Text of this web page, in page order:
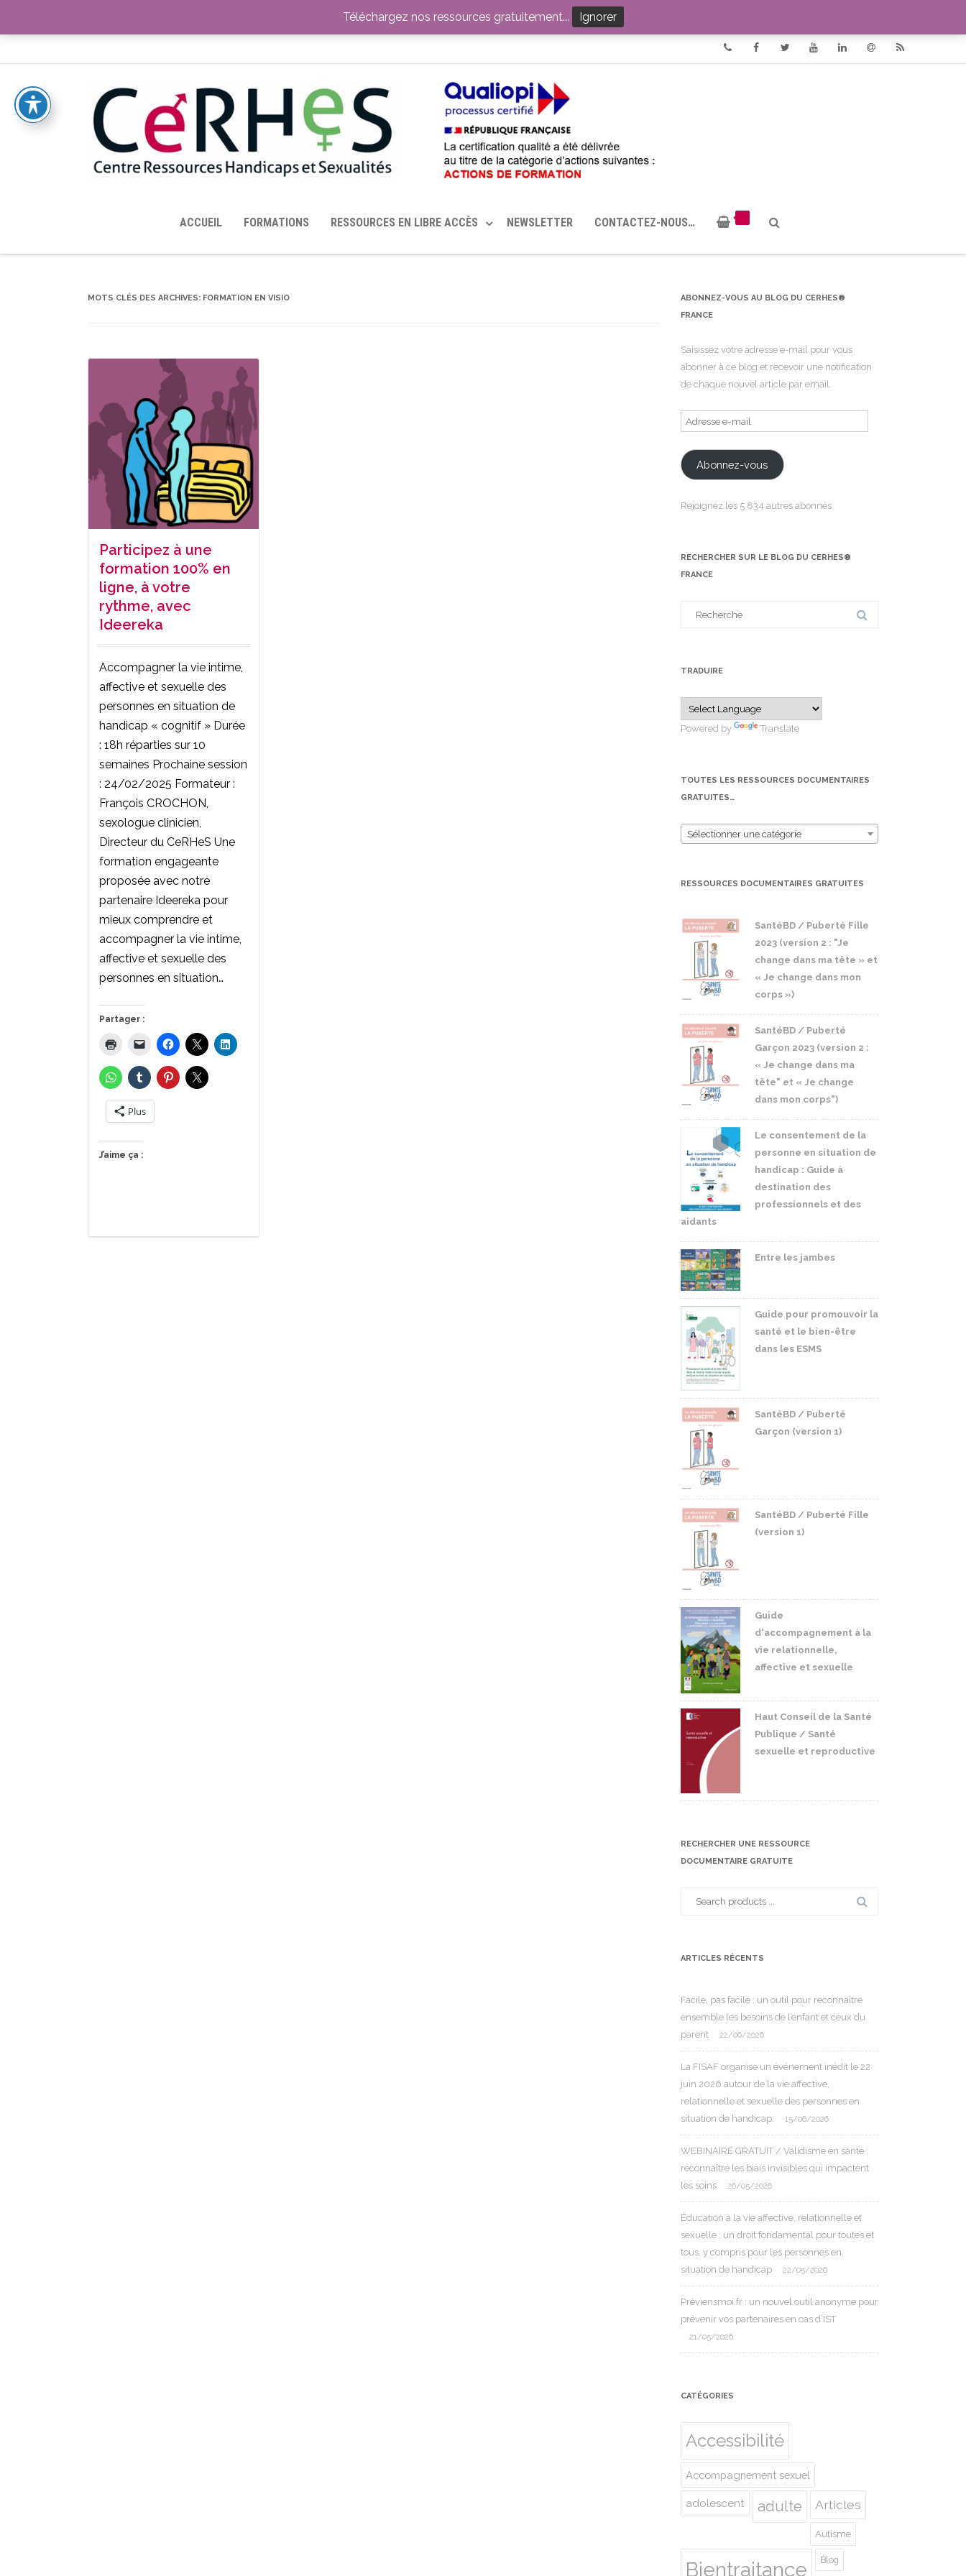
TOUTES LES RESSOURCES MISES À DISPOSITION PAR LE CERHES® FRANCE OUTILS EN SANTÉ SEXUELLE
ACCUEIL FORMATIONS RESSOURCES EN LIBRE ACCÈS NEWSLETTER CONTACTEZ-NOUS…
MOTS CLÉS DES ARCHIVES: FORMATION EN VISIO
Participez à une
formation 100% en
ligne, à votre
rythme, avec
Ideereka
Accompagner la vie intime,
affective et sexuelle des
personnes en situation de
handicap « cognitif » Durée
: 18h réparties sur 10
semaines Prochaine session
: 24/02/2025 Formateur :
François CROCHON,
sexologue clinicien,
Directeur du CeRHeS Une
formation engageante
proposée avec notre
partenaire Ideereka pour
mieux comprendre et
accompagner la vie intime,
affective et sexuelle des
personnes en situation…
Partager :
Plus
J’aime ça :
ABONNEZ-VOUS AU BLOG DU CERHES®
FRANCE
Saisissez votre adresse e-mail pour vous
abonner à ce blog et recevoir une notification
de chaque nouvel article par email.
Adresse
e-
mail
Abonnez-vous
Rejoignez les 5 834 autres abonnés
RECHERCHER SUR LE BLOG DU CERHES®
FRANCE
TRADUIRE
Powered by Translate
TOUTES LES RESSOURCES DOCUMENTAIRES
GRATUITES…
Sélectionner une catégorie
RESSOURCES DOCUMENTAIRES GRATUITES
SantéBD / Puberté Fille
2023 (version 2 : "Je
change dans ma tête » et
« Je change dans mon
corps »)
SantéBD / Puberté
Garçon 2023 (version 2 :
« Je change dans ma
tête" et « Je change
dans mon corps")
Le consentement de la
personne en situation de
handicap : Guide à
destination des
professionnels et des
aidants
Entre les jambes
Guide pour promouvoir la
santé et le bien-être
dans les ESMS
SantéBD / Puberté
Garçon (version 1)
SantéBD / Puberté Fille
(version 1)
Guide
d'accompagnement à la
vie relationnelle,
affective et sexuelle
Haut Conseil de la Santé
Publique / Santé
sexuelle et reproductive
RECHERCHER UNE RESSOURCE
DOCUMENTAIRE GRATUITE
ARTICLES RÉCENTS
Facile, pas facile : un outil pour reconnaître
ensemble les besoins de l’enfant et ceux du
parent
22/06/2026
La FISAF organise un événement inédit le 22
juin 2026 autour de la vie affective,
relationnelle et sexuelle des personnes en
situation de handicap.
15/06/2026
WEBINAIRE GRATUIT / Validisme en santé :
reconnaître les biais invisibles qui impactent
les soins
26/05/2026
Éducation à la vie affective, relationnelle et
sexuelle : un droit fondamental pour toutes et
tous, y compris pour les personnes en
situation de handicap
22/05/2026
Préviensmoi.fr : un nouvel outil anonyme pour
prévenir vos partenaires en cas d’IST
21/05/2026
CATÉGORIES
Accessibilité
Accompagnement sexuel
adolescent adulte Articles
Autisme
Bientraitance Blog
Téléchargez nos ressources gratuitement... Ignorer